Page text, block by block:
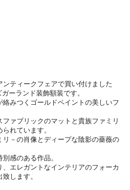
ティークフェアで買い付けました
ーランド装飾額装です。
みつくゴールドペイントの美しいフ
ァブリックのマットと貴族ファミリ
れています。
－の肖像とディープな陰影の薔薇の
感のある作品。
エレガントなインテリアのフォーカ
します。